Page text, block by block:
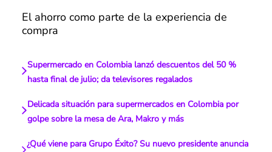
El ahorro como parte de la experiencia de
compra
Supermercado en Colombia lanzó descuentos del 50 %
hasta final de julio; da televisores regalados
Delicada situación para supermercados en Colombia por
golpe sobre la mesa de Ara, Makro y más
¿Qué viene para Grupo Éxito? Su nuevo presidente anuncia